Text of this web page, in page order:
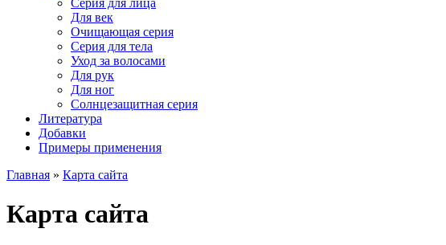
Серия для лица
Для век
Очищающая серия
Серия для тела
Уход за волосами
Для рук
Для ног
Солнцезащитная серия
Литература
Добавки
Примеры применения
Главная » Карта сайта
Карта сайта